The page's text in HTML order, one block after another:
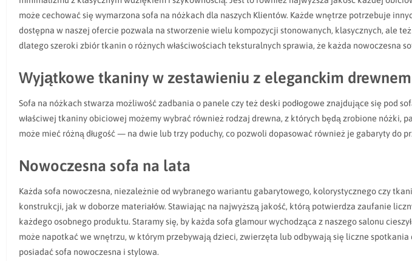
może cechować się wymarzona sofa na nóżkach dla naszych Klientów. Każde wnętrze potrzebuje
dostępna w naszej ofercie pozwala na stworzenie wielu kompozycji stonowanych, klasycznych, ale
dlatego szeroki zbiór tkanin o różnych właściwościach teksturalnych sprawia, że każda nowoczesna
Wyjątkowe tkaniny w zestawieniu z eleganckim drewnem
Sofa na nóżkach stwarza możliwość zadbania o panele czy też deski podłogowe znajdujące się pod
właściwej tkaniny obiciowej możemy wybrać również rodzaj drewna, z których będą zrobione nóżki,
może mieć różną długość — na dwie lub trzy poduchy, co pozwoli dopasować również je gabaryty do
Nowoczesna sofa na lata
Każda sofa nowoczesna, niezależnie od wybranego wariantu gabarytowego, kolorystycznego czy
konstrukcji, jak w doborze materiałów. Stawiając na najwyższą jakość, którą potwierdza zaufanie
każdego osobnego produktu. Staramy się, by każda sofa glamour wychodząca z naszego salonu
może napotkać we wnętrzu, w którym przebywają dzieci, zwierzęta lub odbywają się liczne
posiadać sofa nowoczesna i stylowa.